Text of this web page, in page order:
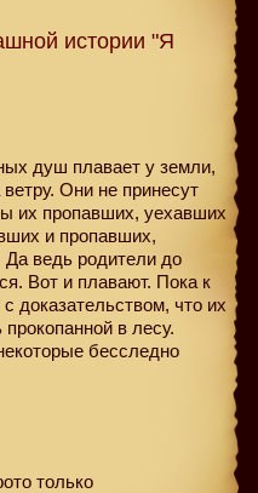
истории "Я
душ плавает у земли,
Они не принесут
их пропавших, уехавших
и пропавших,
ведь родители до
Вот и плавают. Пока к
доказательством, что их
в лесу.
бесследно
только